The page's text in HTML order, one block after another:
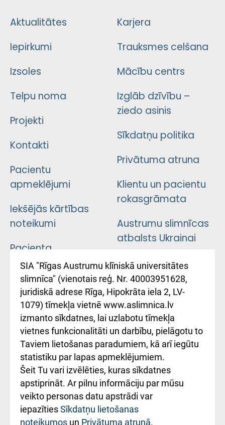
Aktualitātes
Iepirkumi
Izsoles
Telpu noma
Projekti
Kontakti
Pacientu
apmeklējumi
Iekšējās kārtības
noteikumi
Pacienta
atsauksmju/sūdzību
iesniegšanas
kārtība
Kā pie mums nokļūt
Rēķinu apmaksas
ceļvedis
Rekvizīti un
ārstniecības
iestādes kods
Karjera
Trauksmes celšana
Mācību centrs
Izglāb dzīvību –
ziedo asinis
Sīkdatņu politika
Privātuma atruna
Klientu un pacientu
rokasgrāmata
Austrumu slimnīcas
atbalsts Ukrainai
Підтримка Східної
лікарні та співпраця з
Україною
SIA "Rīgas Austrumu klīniskā universitātes
slimnīca" (vienotais reģ. Nr. 40003951628,
juridiskā adrese Rīga, Hipokrāta iela 2, LV-
1079) tīmekļa vietnē www.aslimnica.lv
izmanto sīkdatnes, lai uzlabotu tīmekļa
vietnes funkcionalitāti un darbību, pielāgotu to
Taviem lietošanas paradumiem, kā arī iegūtu
statistiku par lapas apmeklējumiem.
Šeit Tu vari izvēlēties, kuras sīkdatnes
apstiprināt. Ar pilnu informāciju par mūsu
veikto personas datu apstrādi var
iepazītiesSīkdatņu lietošanas
noteikumos un Privātuma atrunā.